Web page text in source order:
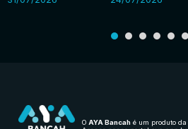
O AYA Bancah é um produto da